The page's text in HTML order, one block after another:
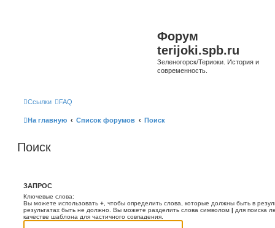
Форум
terijoki.spb.ru
Зеленогорск/Териоки. История и
современность.
Ссылки FAQ
На главную Список форумов Поиск
Поиск
ЗАПРОС
Ключевые слова:
Вы можете использовать + , чтобы определить слова, которые должны быть в
результатах быть не должно. Вы можете разделить слова символом | для поиска
качестве шаблона для частичного совпадения.